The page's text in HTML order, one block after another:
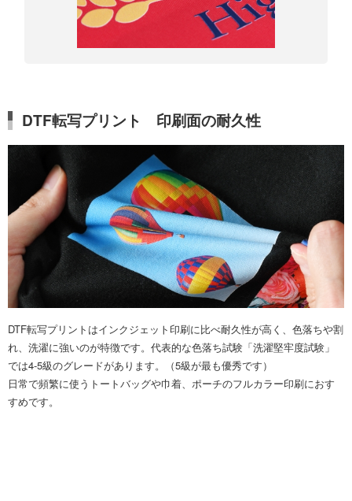
DTF転写プリント 印刷面の耐久性
DTF転写プリントはインクジェット印刷に比べ耐久性が高く、色落ちや割
れ、洗濯に強いのが特徴です。代表的な色落ち試験「洗濯堅牢度試験」
では4-5級のグレードがあります。（5級が最も優秀です）
日常で頻繁に使うトートバッグや巾着、ポーチのフルカラー印刷におす
すめです。